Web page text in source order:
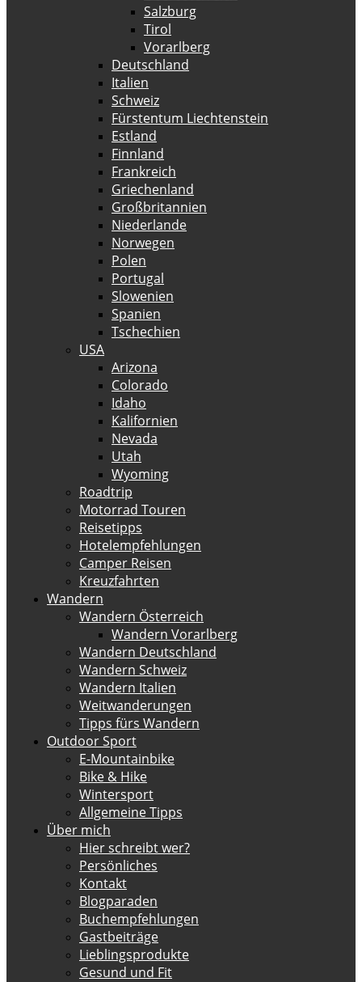
Salzburg
Tirol
Vorarlberg
Deutschland
Italien
Schweiz
Fürstentum Liechtenstein
Estland
Finnland
Frankreich
Griechenland
Großbritannien
Niederlande
Norwegen
Polen
Portugal
Slowenien
Spanien
Tschechien
USA
Arizona
Colorado
Idaho
Kalifornien
Nevada
Utah
Wyoming
Roadtrip
Motorrad Touren
Reisetipps
Hotelempfehlungen
Camper Reisen
Kreuzfahrten
Wandern
Wandern Österreich
Wandern Vorarlberg
Wandern Deutschland
Wandern Schweiz
Wandern Italien
Weitwanderungen
Tipps fürs Wandern
Outdoor Sport
E-Mountainbike
Bike & Hike
Wintersport
Allgemeine Tipps
Über mich
Hier schreibt wer?
Persönliches
Kontakt
Blogparaden
Buchempfehlungen
Gastbeiträge
Lieblingsprodukte
Gesund und Fit